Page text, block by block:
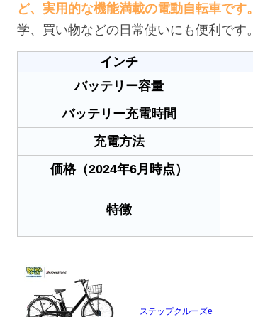
ど、実用的な機能満載の電動自転車です。
学、買い物などの日常使いにも便利です。
インチ
バッテリー容量
バッテリー充電時間
充電方法
価格（2024年6月時点）
特徴
ステップクルーズe